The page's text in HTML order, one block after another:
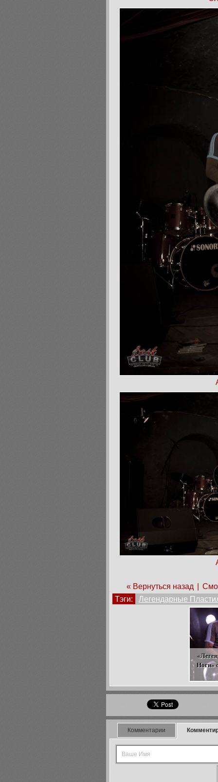
« Вернуться назад |
Тэги:
Легендарные
Ноги»
Комментарии